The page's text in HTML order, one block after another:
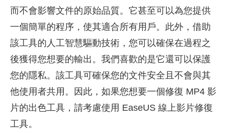
而不會影響文件的原始品質。它甚至可以為您提供
一個簡單的程序，使其適合所有用戶。此外，借助
該工具的人工智慧驅動技術，您可以確保在過程之
後獲得您想要的輸出。我們喜歡的是它還可以保護
您的隱私。該工具可確保您的文件安全且不會與其
他使用者共用。因此，如果您想要一個修復 MP4 影
片的出色工具，請考慮使用 EaseUS 線上影片修復
工具。